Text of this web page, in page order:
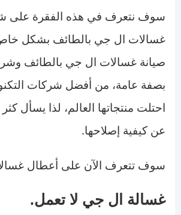
سوف نتعرف في هذه الفقرة على
غسالات ال جي بالطائف بشكل
صيانة غسالات ال جي بالطائف
بصفة عامة، من أفضل شركات
احتلت منتجاتها العالم، لذا يسأل
عن كيفية إصلاحها.
سوف تتعرف الآن على أعطال
غسالة ال جي لا تعمل.